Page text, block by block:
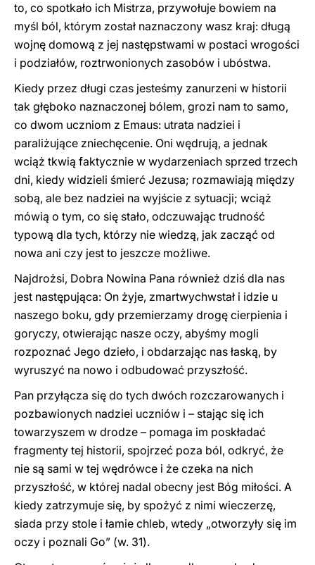
to, co spotkało ich Mistrza, przywołuje bowiem na
myśl ból, którym został naznaczony wasz kraj: długą
wojnę domową z jej następstwami w postaci wrogości
i podziałów, roztrwonionych zasobów i ubóstwa.
Kiedy przez długi czas jesteśmy zanurzeni w historii
tak głęboko naznaczonej bólem, grozi nam to samo,
co dwom uczniom z Emaus: utrata nadziei i
paraliżujące zniechęcenie. Oni wędrują, a jednak
wciąż tkwią faktycznie w wydarzeniach sprzed trzech
dni, kiedy widzieli śmierć Jezusa; rozmawiają między
sobą, ale bez nadziei na wyjście z sytuacji; wciąż
mówią o tym, co się stało, odczuwając trudność
typową dla tych, którzy nie wiedzą, jak zacząć od
nowa ani czy jest to jeszcze możliwe.
Najdrożsi, Dobra Nowina Pana również dziś dla nas
jest następująca: On żyje, zmartwychwstał i idzie u
naszego boku, gdy przemierzamy drogę cierpienia i
goryczy, otwierając nasze oczy, abyśmy mogli
rozpoznać Jego dzieło, i obdarzając nas łaską, by
wyruszyć na nowo i odbudować przyszłość.
Pan przyłącza się do tych dwóch rozczarowanych i
pozbawionych nadziei uczniów i – stając się ich
towarzyszem w drodze – pomaga im poskładać
fragmenty tej historii, spojrzeć poza ból, odkryć, że
nie są sami w tej wędrówce i że czeka na nich
przyszłość, w której nadal obecny jest Bóg miłości. A
kiedy zatrzymuje się, by spożyć z nimi wieczerzę,
siada przy stole i łamie chleb, wtedy „otworzyły się im
oczy i poznali Go” (w. 31).